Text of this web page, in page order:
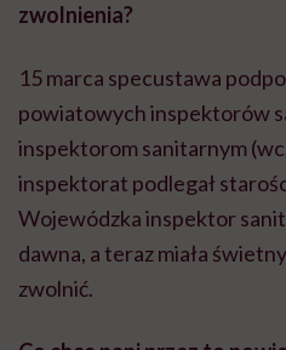
zwolnienia?
15 marca specustawa
powiatowych inspektorów
inspektorom sanitarnym
inspektorat podlegał
Wojewódzka inspektor
dawna, a teraz miała
zwolnić.